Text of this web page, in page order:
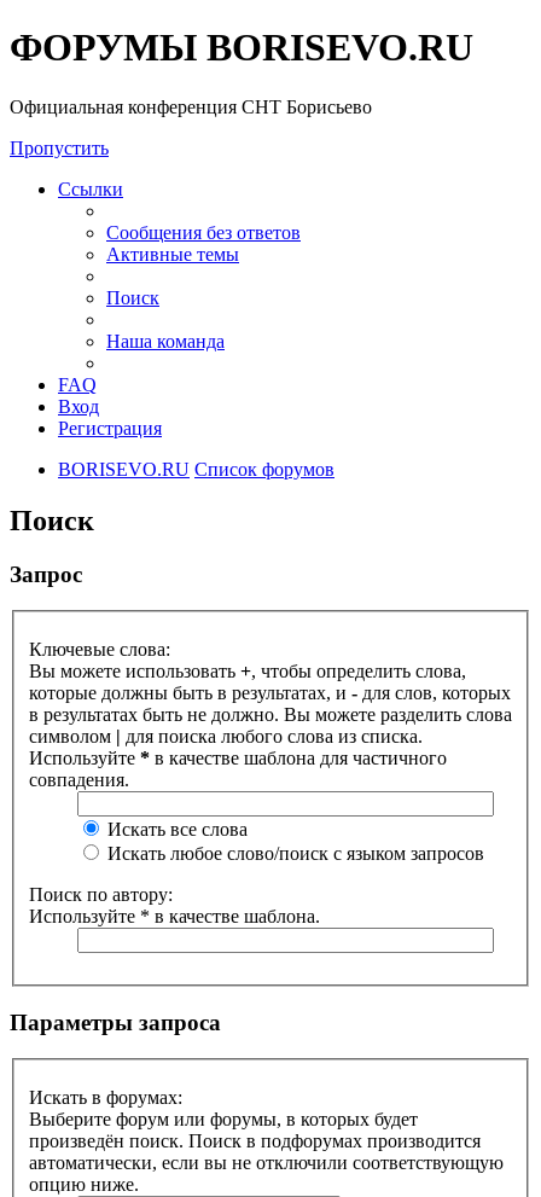
ФОРУМЫ BORISEVO.RU
Официальная конференция СНТ Борисьево
Пропустить
Ссылки
Сообщения без ответов
Активные темы
Поиск
Наша команда
FAQ
Вход
Регистрация
BORISEVO.RU Список форумов
Поиск
Запрос
Ключевые слова:
Вы можете использовать +, чтобы определить слова,
которые должны быть в результатах, и - для слов, которых
в результатах быть не должно. Вы можете разделить слова
символом | для поиска любого слова из списка.
Используйте * в качестве шаблона для частичного
совпадения.
Искать все слова
Искать любое слово/поиск с языком запросов
Поиск по автору:
Используйте * в качестве шаблона.
Параметры запроса
Искать в форумах:
Выберите форум или форумы, в которых будет
произведён поиск. Поиск в подфорумах производится
автоматически, если вы не отключили соответствующую
опцию ниже.